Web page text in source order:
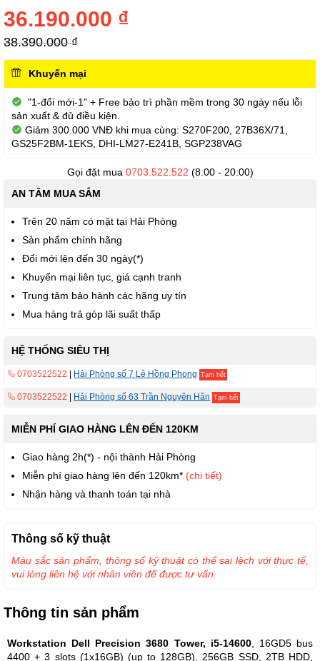
của
thư
viện
ảnh
36.190.000 ₫
38.390.000 ₫
Khuyến mại
"1-đổi mới-1" + Free bảo trì phần mềm trong 30 ngày nếu lỗi
sản xuất & đủ điều kiện.
Giảm 300.000 VNĐ khi mua cùng: S270F200, 27B36X/71,
GS25F2BM-1EKS, DHI-LM27-E241B, SGP238VAG
Gọi đặt mua 0703.522.522 (8:00 - 20:00)
AN TÂM MUA SẮM
Trên 20 năm có mặt tại Hải Phòng
Sản phẩm chính hãng
Đổi mới lên đến 30 ngày(*)
Khuyến mại liên tục, giá cạnh tranh
Trung tâm bảo hành các hãng uy tín
Mua hàng trả góp lãi suất thấp
HỆ THỐNG SIÊU THỊ
0703522522 Hải Phòng số 7 Lê Hồng Phong Tạm hết
0703522522 Hải Phòng số 63 Trần Nguyên Hãn Tạm hết
MIỄN PHÍ GIAO HÀNG LÊN ĐẾN 120KM
Giao hàng 2h(*) - nội thành Hải Phòng
Miễn phí giao hàng lên đến 120km* (chi tiết)
Nhận hàng và thanh toán tại nhà
Thông tin sản phẩm
Workstation Dell Precision 3680 Tower, i5-14600, 16GD5 bus
4400 + 3 slots (1x16GB) (up to 128GB), 256GB SSD, 2TB HDD,
Thông số kỹ thuật
Màu sắc sản phẩm, thông số kỹ thuật có thể sai lệch với thực tế,
vui lòng liên hệ với nhân viên để được tư vấn.